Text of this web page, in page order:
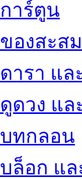
การ์ตูน
ของสะส
ดารา แล
ดูดวง แล
บทกลอน
บล็อก แล